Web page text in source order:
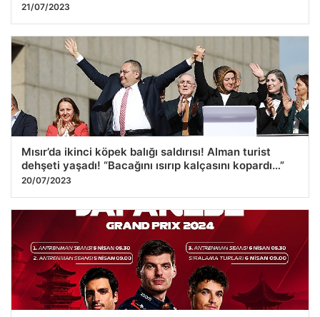
21/07/2023
Mısır’da ikinci köpek balığı saldırısı! Alman turist
dehşeti yaşadı! “Bacağını ısırıp kalçasını kopardı…”
20/07/2023